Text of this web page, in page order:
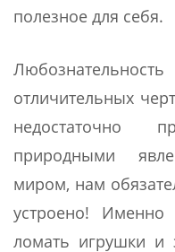
полезное для себя.
отличительных
недостаточно
природными
миром, нам
устроено!
ломать игрушки и